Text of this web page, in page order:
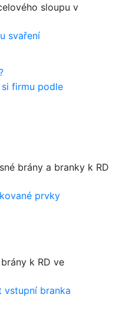
sloupu v
svaření
firmu podle
brány a branky k RD
kované prvky
k RD ve
vstupní branka